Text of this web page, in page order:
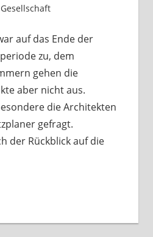
auf das Ende der
zu, dem
gehen die
aber nicht aus.
die Architekten
gefragt.
der Rückblick auf die